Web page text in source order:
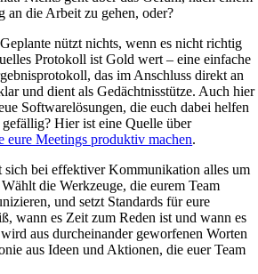
an die Arbeit zu gehen, oder?
nützt nichts, wenn es nicht richtig
Protokoll ist Gold wert – eine einfache
das im Anschluss direkt an
und dient als Gedächtnisstütze. Auch hier
Softwarelösungen, die euch dabei helfen
Hier ist eine Quelle über
eure Meetings produktiv machen.
sich bei effektiver Kommunikation alles um
die Werkzeuge, die eurem Team
und setzt Standards für eure
wann es Zeit zum Reden ist und wann es
aus durcheinander geworfenen Worten
aus Ideen und Aktionen, die euer Team